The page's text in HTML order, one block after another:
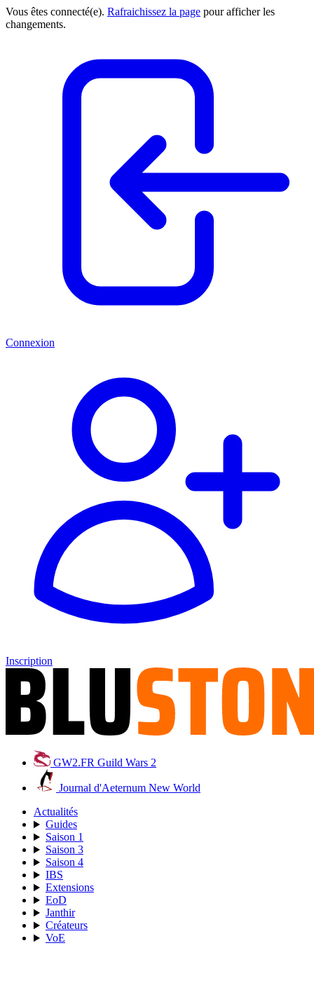
Vous êtes connecté(e). Rafraichissez la page pour afficher les
changements.
Connexion
Inscription
GW2.FR Guild Wars 2
Journal d'Aeternum New World
Actualités
Guides
Saison 1
Saison 3
Saison 4
IBS
Extensions
EoD
Janthir
Créateurs
VoE